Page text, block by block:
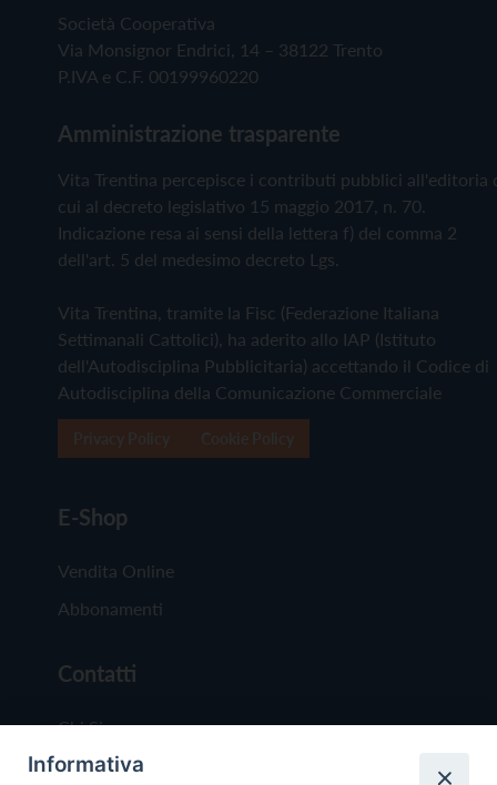
Società Cooperativa
Via Monsignor Endrici, 14 – 38122 Trento
P.IVA e C.F. 00199960220
Amministrazione trasparente
Vita Trentina percepisce i contributi pubblici all'editoria
cui al decreto legislativo 15 maggio 2017, n. 70.
Indicazione resa ai sensi della lettera f) del comma 2
dell'art. 5 del medesimo decreto Lgs.
Vita Trentina, tramite la Fisc (Federazione Italiana
Settimanali Cattolici), ha aderito allo IAP (Istituto
dell'Autodisciplina Pubblicitaria) accettando il Codice di
Autodisciplina della Comunicazione Commerciale
E-Shop
Vendita Online
Abbonamenti
Contatti
Chi Siamo
Redazione
Informativa